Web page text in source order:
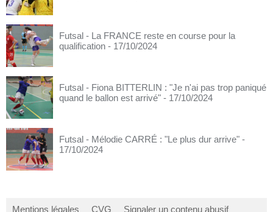
Futsal - La FRANCE reste en course pour la
qualification - 17/10/2024
Futsal - Fiona BITTERLIN : "Je n'ai pas trop paniqué
quand le ballon est arrivé" - 17/10/2024
Futsal - Mélodie CARRÉ : "Le plus dur arrive" -
17/10/2024
Mentions légales CVG Signaler un contenu abusif